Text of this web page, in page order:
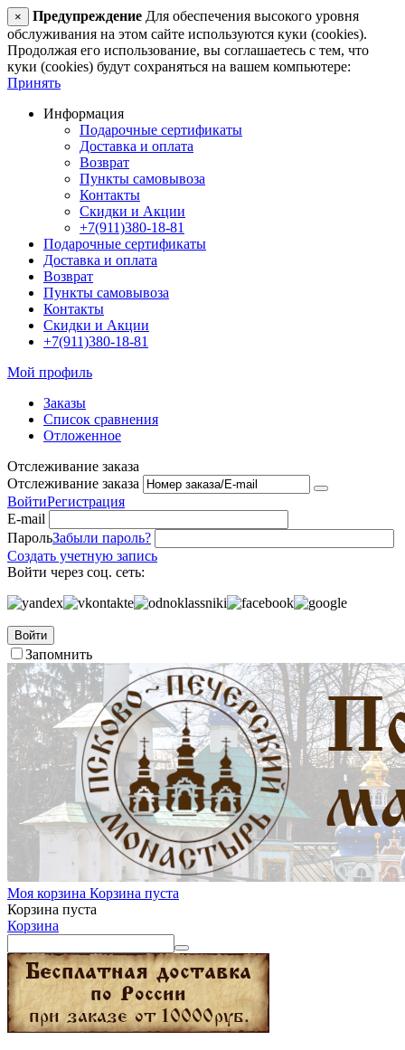
× Предупреждение Для обеспечения высокого уровня
обслуживания на этом сайте используются куки (cookies).
Продолжая его использование, вы соглашаетесь с тем, что
куки (cookies) будут сохраняться на вашем компьютере:
Принять
Информация
Подарочные сертификаты
Доставка и оплата
Возврат
Пункты самовывоза
Контакты
Скидки и Акции
+7(911)380-18-81
Подарочные сертификаты
Доставка и оплата
Возврат
Пункты самовывоза
Контакты
Скидки и Акции
+7(911)380-18-81
Мой профиль
Заказы
Список сравнения
Отложенное
Отслеживание заказа
Отслеживание заказа
ВойтиРегистрация
E-mail
ПарольЗабыли пароль?
Создать учетную запись
Войти через соц. сеть:
Войти
Запомнить
Моя корзина Корзина пуста
Корзина пуста
Корзина